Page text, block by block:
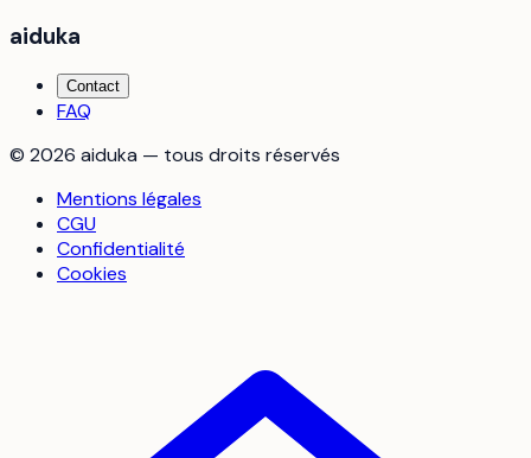
aiduka
Contact
FAQ
© 2026 aiduka — tous droits réservés
Mentions légales
CGU
Confidentialité
Cookies